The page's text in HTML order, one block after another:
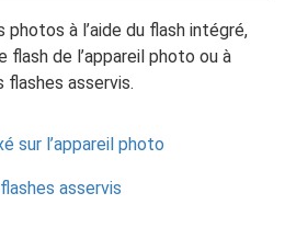
à l’aide du flash intégré,
flash de l’appareil photo ou à
flashes asservis.
sur l’appareil photo
asservis